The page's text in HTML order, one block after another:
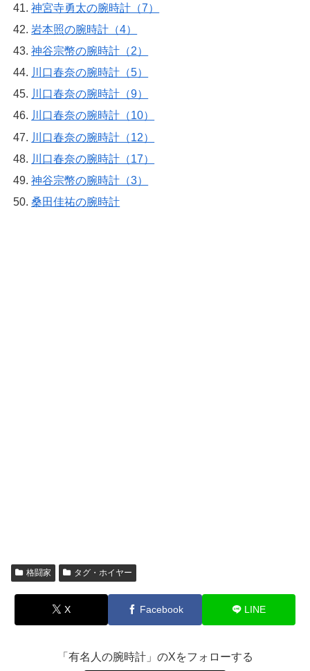
神宮寺勇太の腕時計（7）
岩本照の腕時計（4）
神谷宗幣の腕時計（2）
川口春奈の腕時計（5）
川口春奈の腕時計（9）
川口春奈の腕時計（10）
川口春奈の腕時計（12）
川口春奈の腕時計（17）
神谷宗幣の腕時計（3）
桑田佳祐の腕時計
格闘家 タグ・ホイヤー
X Facebook LINE
「有名人の腕時計」のXをフォローする